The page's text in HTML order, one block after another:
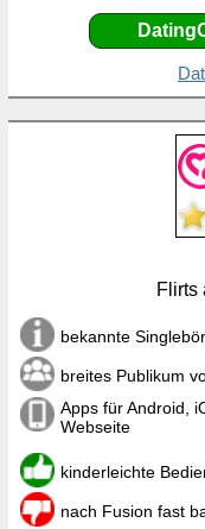
Flirts
bekannte
breites Publikum
Apps für Android,
Webseite
kinderleichte
nach Fusion fast